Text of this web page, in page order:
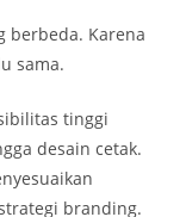
berbeda. Karena
sama.
tinggi
desain cetak.
branding.